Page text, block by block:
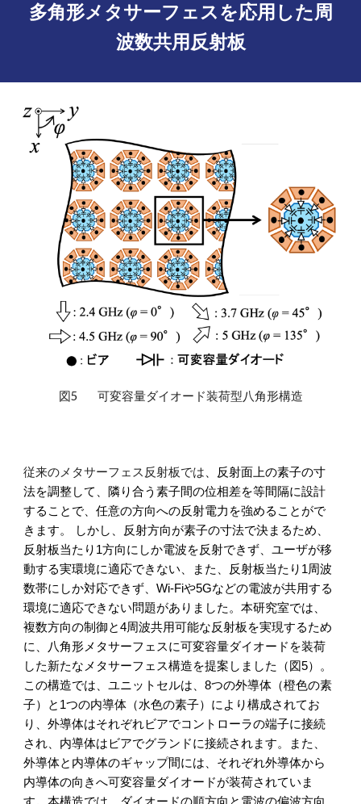
多角形メタサーフェスを応用した周
波数共用反射板
図5 可変容量ダイオード装荷型八角形構造
従来のメタサーフェス反射板では
反射面上の素子の寸
法を調整して、隣り合う素子間の位相差を等間隔に設計
することで、任意の方向への反射電力を強めることがで
きます。
しかし、反射方向が素子の寸法で決まるため、
反射板当たり1方向にしか電波を反射できず、ユーザが移
動する実環境に適応できない、また、反射板当たり1周波
数帯にしか対応できず、Wi-Fiや5Gなどの電波が共用する
環境に適応できない問題がありました。本研究室では
複数方向の制御と4周波共用可能な反射板を実現するため
に、 八角形メタサーフェスに可変容量ダイオードを装荷
した新たなメタサーフェス構造を提案しました（図5） 。
この構造では、ユニットセルは、8つの外導体（橙色の素
子）と1つの内導体（水色の素子）により構成されてお
り、外導体はそれぞれビアでコントローラの端子に接続
され、内導体はビアでグランドに接続されます。また、
外導体と内導体のギャップ間には、それぞれ外導体から
内導体の向きへ可変容量ダイオードが装荷されていま
す。本構造では、 ダイオードの順方向と電波の偏波方向